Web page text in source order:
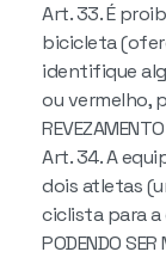
Art. 33. É
bicicleta
identifique
ou vermelho,
REVEZAMENTO
Art. 34. A
dois atletas
ciclista para
PODENDO